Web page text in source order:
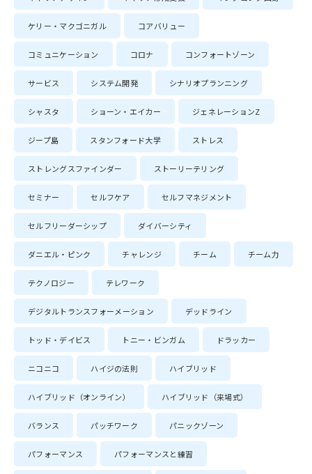
ケリー・マクゴニガル コアバリュー
コミュニケーション コロナ コンフォートゾーン
サービス システム開発 シナリオプランニング
シャスタ ショーン・エイカー ジェネレーションZ
ジープ島 スタンフォード大学 ストレス
ストレングスファインダー ストーリーテリング
セミナー セルフケア セルフマネジメント
セルフリーダーシップ ダイバーシティ
ダニエル・ピンク チャレンジ チーム チーム力
テクノロジー テレワーク
デジタルトランスフォーメーション デッドライン
トッド・デイビス トニー・ビンガム ドラッカー
ニコニコ ハイジの法則 ハイブリッド
ハイブリッド（オンライン） ハイブリッド（来場式）
バランス パッチワーク パニックゾーン
パフォーマンス パフォーマンスと練習